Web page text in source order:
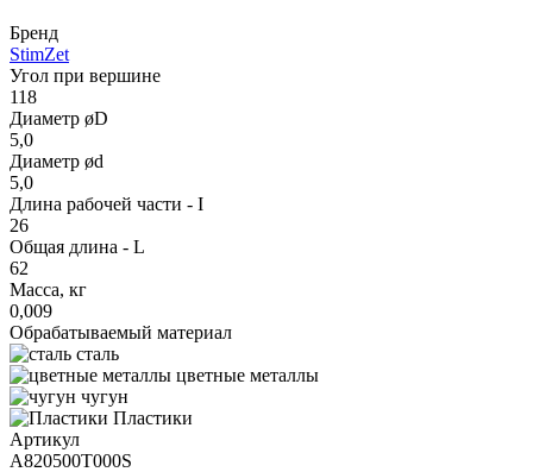
Бренд
StimZet
Угол при вершине
118
Диаметр øD
5,0
Диаметр ød
5,0
Длина рабочей части - I
26
Общая длина - L
62
Масса, кг
0,009
Обрабатываемый материал
сталь
цветные металлы
чугун
Пластики
Артикул
A820500T000S